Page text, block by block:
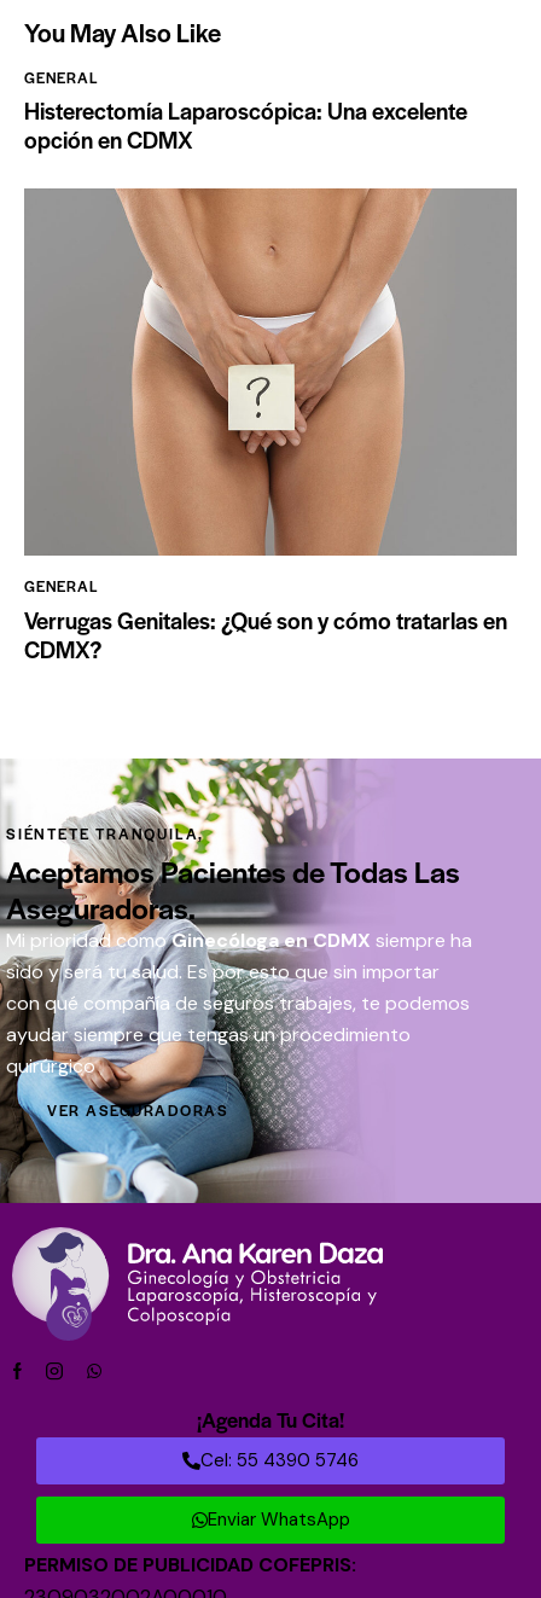
You May Also Like
GENERAL
Histerectomía Laparoscópica: Una excelente
opción en CDMX
GENERAL
Verrugas Genitales: ¿Qué son y cómo tratarlas en
CDMX?
SIÉNTETE TRANQUILA,
Aceptamos Pacientes de Todas Las
Aseguradoras.
Mi prioridad comoGinecóloga en CDMX siempre ha
sido y será tu salud. Es por esto que sin importar
con qué compañía de seguros trabajes, te podemos
ayudar siempre que tengas un procedimiento
quirúrgico
VER ASEGURADORAS
¡Agenda Tu Cita!
Cel: 55 4390 5746
Enviar WhatsApp
PERMISO DE PUBLICIDAD COFEPRIS: